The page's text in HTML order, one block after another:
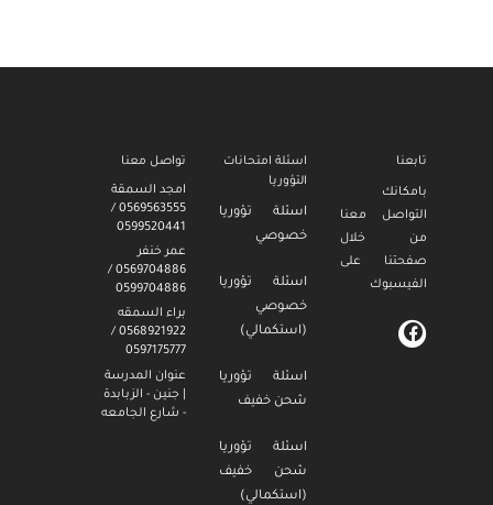
تواصل معنا
امجد السمقة
0569563555 /
0599520441
عمر خنفر
0569704886 /
0599704886
براء السمقه
0568921922 /
0597175777
عنوان المدرسة
| جنين - الزبابدة
- شارع الجامعه
اسئلة امتحانات
التؤوريا
اسئلة تؤوريا
خصوصي
اسئلة تؤوريا
خصوصي
(استكمالي)
اسئلة تؤوريا
شحن خفيف
اسئلة تؤوريا
شحن خفيف
(استكمالي)
تابعنا
بامكانك
التواصل معنا
من خلال
صفحتنا على
الفيسبوك